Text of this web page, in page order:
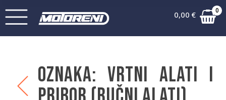
0,00 € 0
Oznaka:VRTNI ALATI i